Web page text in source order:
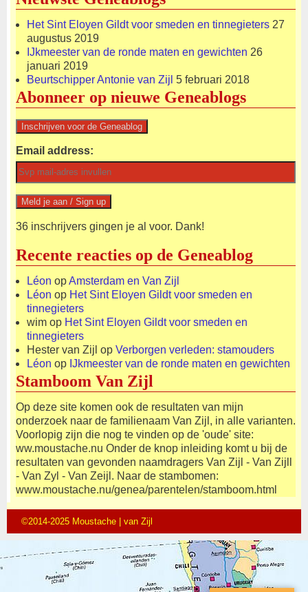
Het Sint Eloyen Gildt voor smeden en tinnegieters 27
augustus 2019
IJkmeester van de ronde maten en gewichten 26
januari 2019
Beurtschipper Antonie van Zijl 5 februari 2018
Abonneer op nieuwe Geneablogs
Email address:
36 inschrijvers gingen je al voor. Dank!
Recente reacties op de Geneablog
Léon opAmsterdam en Van Zijl
Léon op Het Sint Eloyen Gildt voor smeden en
tinnegieters
wim op Het Sint Eloyen Gildt voor smeden en
tinnegieters
Hester van Zijl op Verborgen verleden: stamouders
Léon op IJkmeester van de ronde maten en gewichten
Stamboom Van Zijl
Op deze site komen ook de resultaten van mijn
onderzoek naar de familienaam Van Zijl, in alle varianten.
Voorlopig zijn die nog te vinden op de 'oude' site:
ww.moustache.nu Onder de knop inleiding komt u bij de
resultaten van gevonden naamdragers Van Zijl - Van Zijll
- Van Zyl - Van Zeijl. Naar de stambomen:
www.moustache.nu/genea/parentelen/stamboom.html
©2014-2025 Moustache | van Zijl